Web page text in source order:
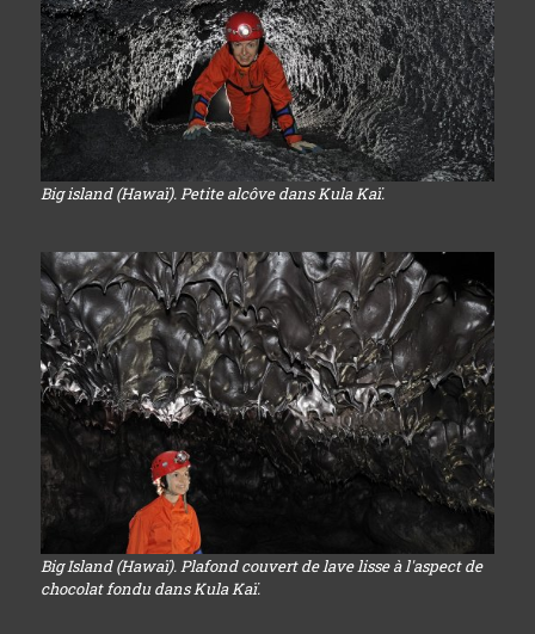
Big island (Hawaï). Petite alcôve dans Kula Kaï.
Big Island (Hawaï). Plafond couvert de lave lisse à l'aspect de
chocolat fondu dans Kula Kaï.